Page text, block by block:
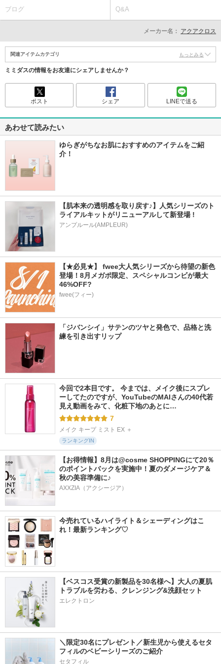
ブログ Q&A
メーカー名： アクアクロス
関連アイテムカテゴリ もっとみる
ミミダスの情報をお友達にシェアしませんか？
ポスト シェア LINEで送る
あわせて読みたい
ゆらぎがちなお肌におすすめのアイテムをご紹
介！
【肌本来の透明感を取り戻す♪】人気シリーズのト
ライアルキットがリニューアルして新登場 !
アンプルール(AMPLEUR)
【★必見★】 fwee大人気シリーズから待望の新色
登場！8月メガポ限定、スペシャルコンビが最大
46%OFF?
fwee(フィー)
「ジバンシイ」サテンのツヤと発色で、品格と洗
練を引き出すリップ
今回で2本目です。 今までは、メイク後にスプレ
ーしてたのですが、YouTubeのMAIさんの40代若
見え動画をみて、化粧下地のあとに…
7
メイク キープ ミスト EX ＋
ランキングIN
【お得情報】8月は@cosme SHOPPINGにて20％
のポイントバックを実施中！夏のダメージケア＆
秋の美容準備に♪
AXXZIA（アクシージア）
今売れているハイライト＆シェーディングはこ
れ！最新ランキング♡
【ベスコス受賞の新製品を30名様へ】大人の夏肌
トラブルを労わる、クレンジング&洗顔セット
エレクトロン
＼限定30名にプレゼント／新生児から使えるセタ
フィルのベビーシリーズのご紹介
セタフィル